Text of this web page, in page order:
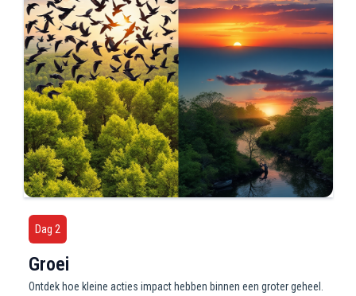
Dag 2
Groei
Ontdek hoe kleine acties impact hebben binnen een groter geheel.